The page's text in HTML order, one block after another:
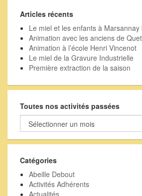
Articles récents
Le miel et les enfants à Marsannay
Animation avec les anciens de
Animation à l’école Henri Vincenot
Le miel de la Gravure Industrielle
Première extraction de la saison
Toutes nos activités passées
Toutes
nos
activités
Catégories
Abeille Debout
Activités Adhérents